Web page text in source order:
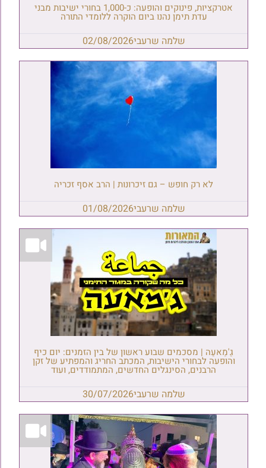
אטרקציות, פינוקים והופעה: כ-1,000 בחורי ישיבות מבני
עדת תימן נהנו ביום הוקרה ללומדי התורה
שלמה שרעבי02/08/2026
לא רק חופש – גם זיכרונות | הרב אסף זכריה
שלמה שרעבי01/08/2026
גַ'מַאעַה | מסכמים שבוע ראשון של בין הזמנים: יום כיף
והופעה לבחורי הישיבות, המכתב החריג והמפתיע של זקן
הרבנים, הסינגלים החדשים, המתמודדים, ועוד
שלמה שרעבי30/07/2026